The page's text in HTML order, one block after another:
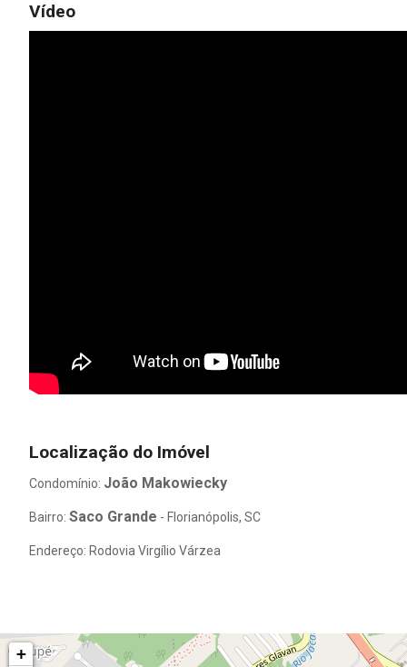
Vídeo
Localização do Imóvel
Condomínio: João Makowiecky
Bairro: Saco Grande - Florianópolis, SC
Endereço: Rodovia Virgílio Várzea
+